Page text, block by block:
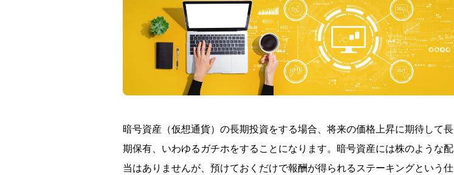
暗号資産（仮想通貨）の長期投資をする場合、将来の価格上昇に期待して長
期保有、いわゆるガチホをすることになります。暗号資産には株のような配
当はありませんが、預けておくだけで報酬が得られるステーキングという仕